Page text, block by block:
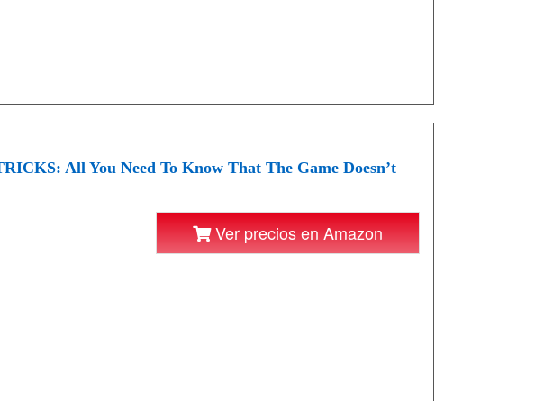
All You Need To Know That The Game Doesn’t
Ver precios en Amazon